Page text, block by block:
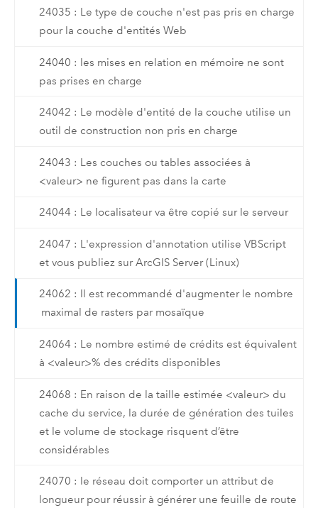
24035 : Le type de couche n'est pas pris en charge
pour la couche d'entités Web
24040 : les mises en relation en mémoire ne sont
pas prises en charge
24042 : Le modèle d'entité de la couche utilise un
outil de construction non pris en charge
24043 : Les couches ou tables associées à
<valeur> ne figurent pas dans la carte
24044 : Le localisateur va être copié sur le serveur
24047 : L'expression d'annotation utilise VBScript
et vous publiez sur ArcGIS Server (Linux)
24062 : Il est recommandé d'augmenter le nombre
maximal de rasters par mosaïque
24064 : Le nombre estimé de crédits est équivalent
à <valeur>% des crédits disponibles
24068 : En raison de la taille estimée <valeur> du
cache du service, la durée de génération des tuiles
et le volume de stockage risquent d’être
considérables
24070 : le réseau doit comporter un attribut de
longueur pour réussir à générer une feuille de route